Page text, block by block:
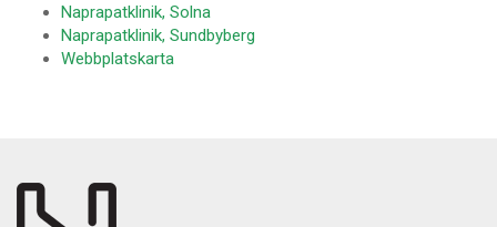
Naprapatklinik, Solna
Naprapatklinik, Sundbyberg
Webbplatskarta